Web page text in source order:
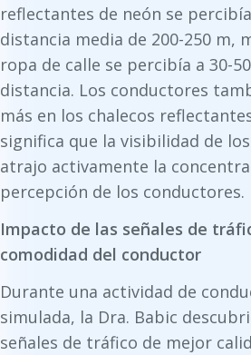
reflectantes de neón se
distancia media de 200-250 m,
ropa de calle se percibía a 30-
distancia. Los conductores
más en los chalecos
significa que la visibilidad de
atrajo activamente la
percepción de los conductores.
Impacto de las señales de
comodidad del conductor
Durante una actividad de
simulada, la Dra. Babic
señales de tráfico de mejor